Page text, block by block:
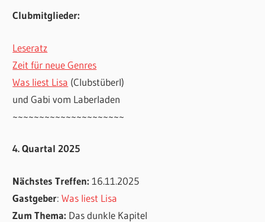
Clubmitglieder:
Leseratz
Zeit für neue Genres
Was liest Lisa (Clubstüberl)
und Gabi vom Laberladen
~~~~~~~~~~~~~~~~~~~~~
4. Quartal 2025
Nächstes Treffen:16.11.2025
Gastgeber:Was liest Lisa
Zum Thema: Das dunkle Kapitel